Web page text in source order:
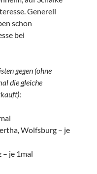
Generell
schon
bei
gegen (ohne
die gleiche
:
Wolfsburg – je
je 1mal